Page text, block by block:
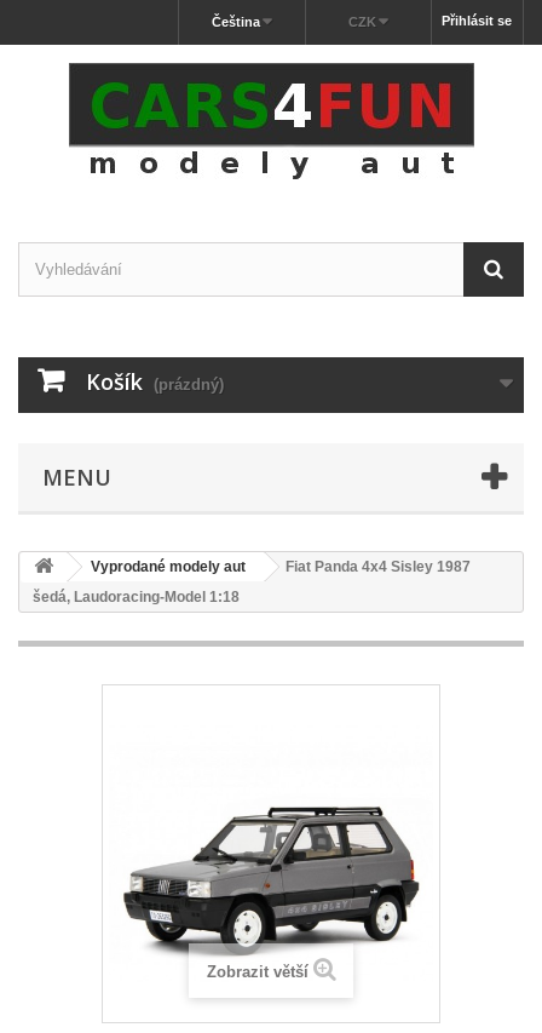
Přihlásit se
CZK
Čeština
Košík (prázdný)
MENU
Vyprodané modely aut
Fiat Panda 4x4 Sisley 1987
šedá, Laudoracing-Model 1:18
Zobrazit větší